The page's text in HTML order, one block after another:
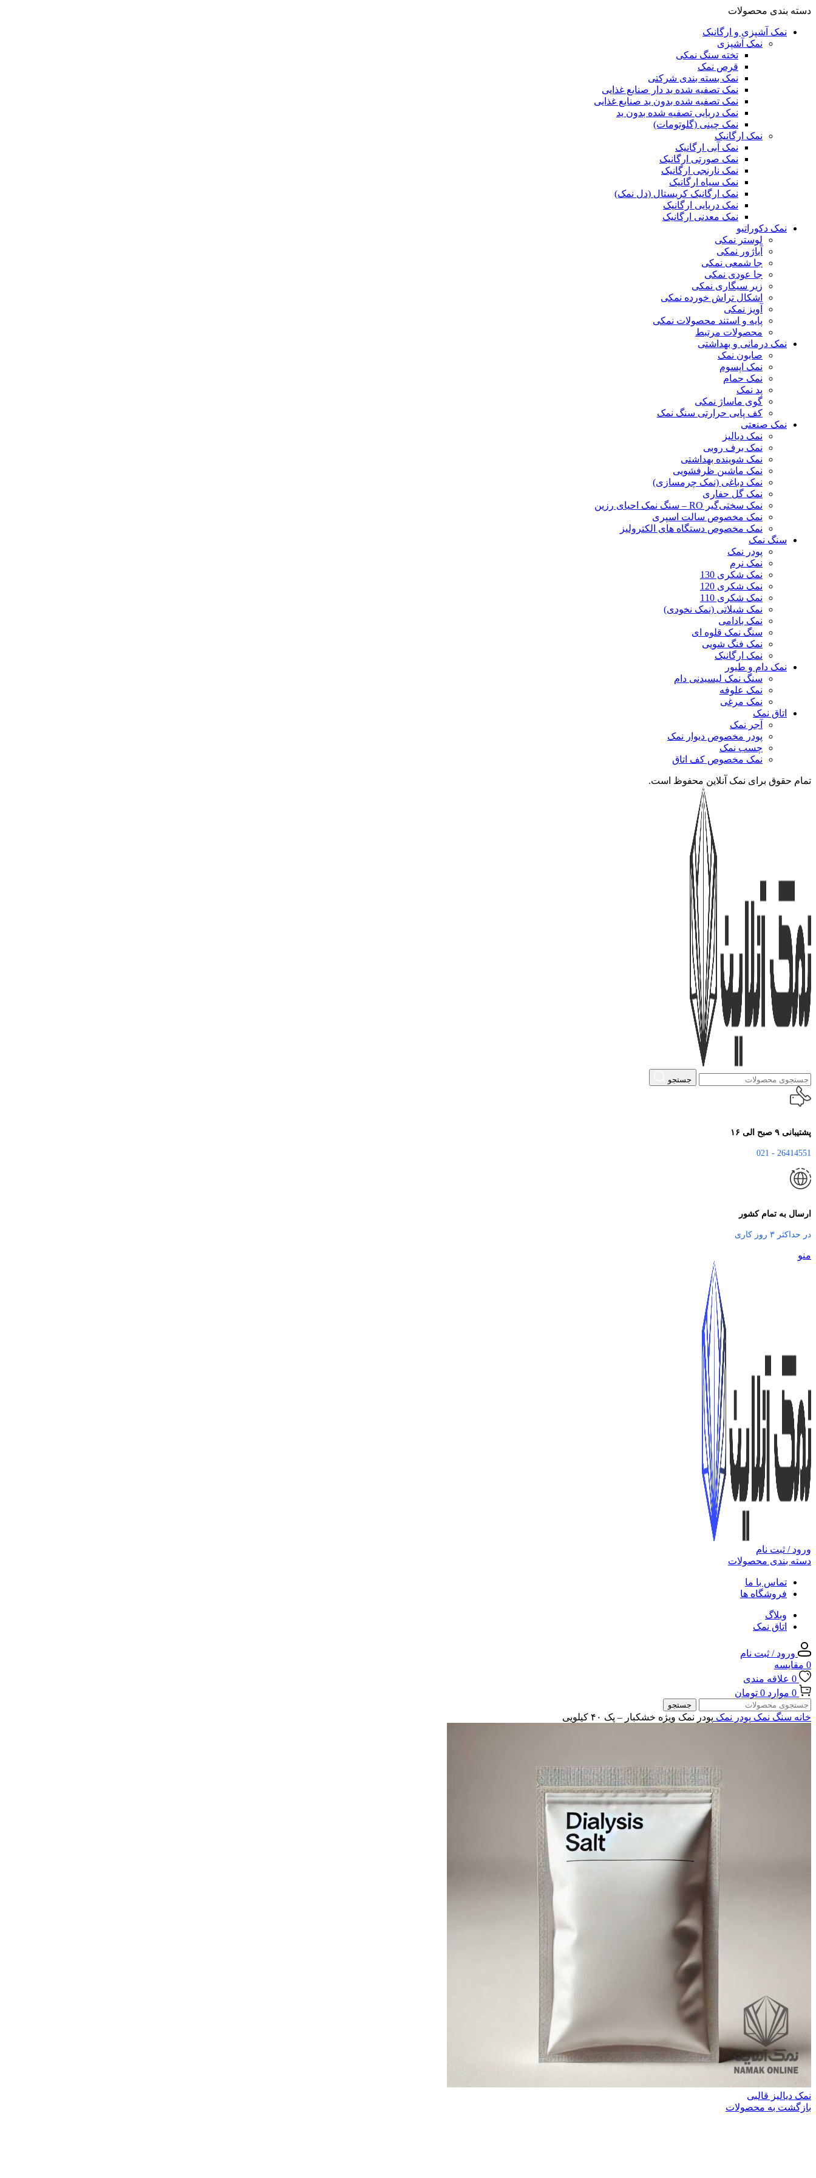
دسته بندی محصولات
نمک آشپزی و ارگانیک
نمک آشپزی
تخته سنگ نمکی
قرص نمک
نمک بسته بندی شرکتی
نمک تصفیه شده ید دار صنایع غذایی
نمک تصفیه شده بدون ید صنایع غذایی
نمک دریایی تصفیه شده بدون ید
نمک چینی (گلوتومات)
نمک ارگانیک
نمک آبی ارگانیک
نمک صورتی ارگانیک
نمک نارنجی ارگانیک
نمک سیاه ارگانیک
نمک ارگانیک کریستال (دل نمک)
نمک دریایی ارگانیک
نمک معدنی ارگانیک
نمک دکوراتیو
لوستر نمکی
آباژور نمکی
جا شمعی نمکی
جا عودی نمکی
زیر سیگاری نمکی
اشکال تراش خورده نمکی
آویز نمکی
پایه و استند محصولات نمکی
محصولات مرتبط
نمک درمانی و بهداشتی
صابون نمک
نمک اپسوم
نمک حمام
پد نمک
گوی ماساژ نمکی
کف پایی حرارتی سنگ نمک
نمک صنعتی
نمک دیالیز
نمک برف روبی
نمک شوینده بهداشتی
نمک ماشین ظرفشویی
نمک دباغی (نمک چرمسازی)
نمک گل حفاری
نمک سختی‌گیر RO – سنگ نمک احیای رزین
نمک مخصوص سالت اسپری
نمک مخصوص دستگاه های الکترولیز
سنگ نمک
پودر نمک
نمک نرم
نمک شکری 130
نمک شکری 120
نمک شکری 110
نمک شیلاتی (نمک نخودی)
نمک بادامی
سنگ نمک قلوه ای
نمک فنگ شویی
نمک ارگانیک
نمک دام و طیور
سنگ نمک لیسیدنی دام
نمک علوفه
نمک مرغی
اتاق نمک
آجر نمک
پودر مخصوص دیوار نمک
چسب نمک
نمک مخصوص کف اتاق
تمام حقوق برای نمک آنلاین محفوظ است.
جستجو
پشتیبانی ۹ صبح الی ۱۶
26414551 - 021
ارسال به تمام کشور
در حداکثر ۳ روز کاری
منو
ورود / ثبت نام
دسته بندی محصولات
تماس با ما
فروشگاه ها
وبلاگ
اتاق نمک
ورود / ثبت نام
0 مقایسه
0 علاقه مندی
0 موارد 0 تومان
جستجو
خانه سنگ نمک پودر نمک پودر نمک ویژه خشکبار – پک ۴۰ کیلویی
نمک دیالیز قالبی
بازگشت به محصولات